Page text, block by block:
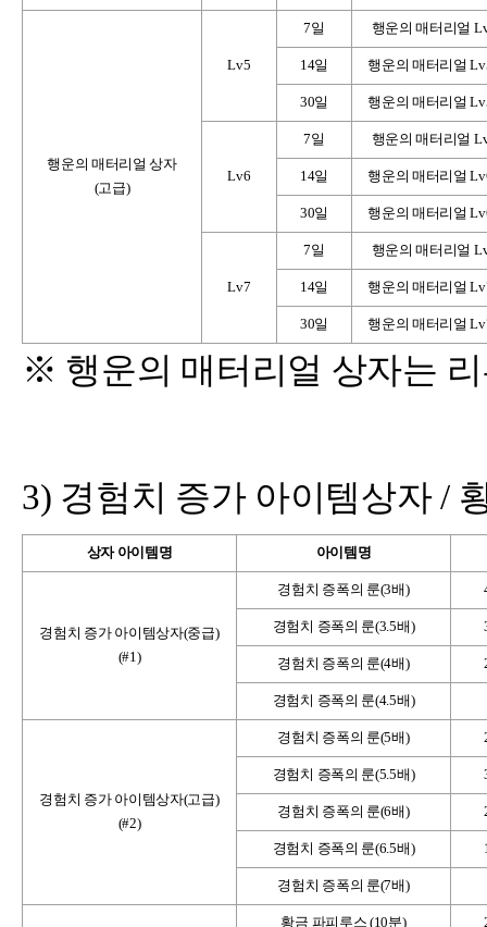
행운의 매터리얼 상자
(고급)
Lv5
7일 행운의 매터리얼
14일 행운의 매터리얼
30일 행운의 매터리얼
Lv6
7일 행운의 매터리얼
14일 행운의 매터리얼
30일 행운의 매터리얼
Lv7
7일 행운의 매터리얼
14일 행운의 매터리얼
30일 행운의 매터리얼
※ 행운의 매터리얼 상자는
3) 경험치 증가 아이템상자 /
상자 아이템명 아이템명
경험치 증가 아이템상자(중급)
(#1)
경험치 증폭의 룬(3배)
경험치 증폭의 룬(3.5배)
경험치 증폭의 룬(4배)
경험치 증폭의 룬(4.5배)
경험치 증가 아이템상자(고급)
(#2)
경험치 증폭의 룬(5배)
경험치 증폭의 룬(5.5배)
경험치 증폭의 룬(6배)
경험치 증폭의 룬(6.5배)
경험치 증폭의 룬(7배)
황금 파피루스 (10분)